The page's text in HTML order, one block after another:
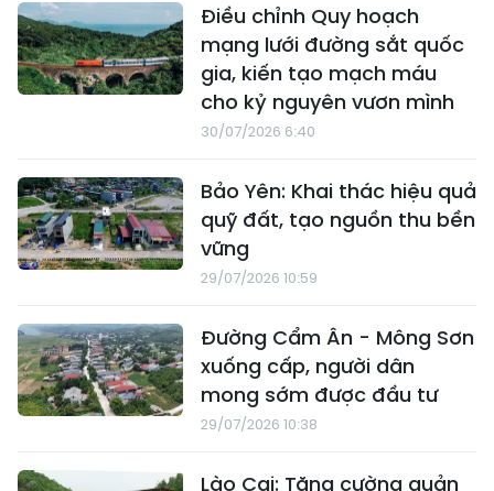
Điều chỉnh Quy hoạch
mạng lưới đường sắt quốc
gia, kiến tạo mạch máu
cho kỷ nguyên vươn mình
30/07/2026 6:40
Bảo Yên: Khai thác hiệu quả
quỹ đất, tạo nguồn thu bền
vững
29/07/2026 10:59
Đường Cẩm Ân - Mông Sơn
xuống cấp, người dân
mong sớm được đầu tư
29/07/2026 10:38
Lào Cai: Tăng cường quản